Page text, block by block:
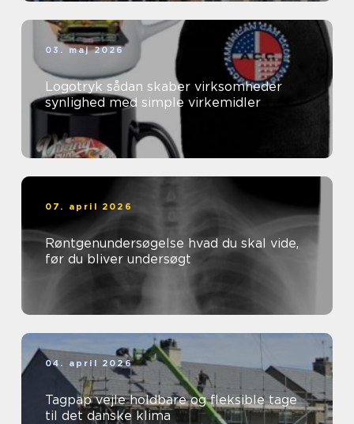
03. maj 2026
Logotryk sådan skaber virksomheder
synlighed med simple virkemidler
07. april 2026
Røntgenundersøgelse hvad du skal vide,
før du bliver undersøgt
04. april 2026
Tagpap vejle holdbare og fleksible tage
til det danske klima